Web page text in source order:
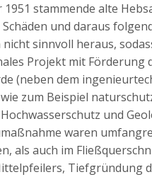
1951 stammende alte
und daraus
sinnvoll heraus,
Projekt mit Förderung
(neben dem
zum Beispiel
und
waren
als auch im
Tiefgründung